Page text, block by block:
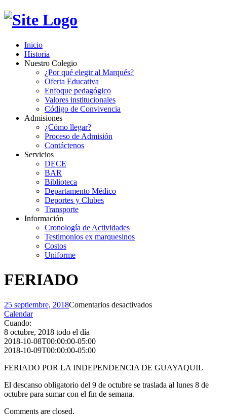
Inicio
Historia
Nuestro Colegio
¿Por qué elegir al Marqués?
Oferta Educativa
Enfoque pedagógico
Valores institucionales
Código de Convivencia
Admisiones
¿Cómo llegar?
Proceso de Admisión
Contáctenos
Servicios
DECE
BAR
Biblioteca
Departamento Médico
Deportes y Clubes
Transporte
Información
Cronología de Actividades
Testimonios ex marquesinos
Costos
Uniforme
FERIADO
25 septiembre, 2018Comentarios desactivadosen
Calendar
Cuando:
8 octubre, 2018 todo el día
2018-10-08T00:00:00-05:00
2018-10-09T00:00:00-05:00
FERIADO POR LA INDEPENDENCIA DE GUAYAQUIL
El descanso obligatorio del 9 de octubre se traslada al lunes 8 de
octubre para sumar con el fin de semana.
Comments are closed.